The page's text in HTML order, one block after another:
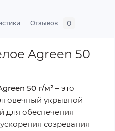
Отзывов 0
Agreen 50
50 г/м² – это
укрывной
для обеспечения
созревания